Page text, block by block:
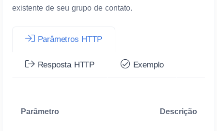
existente de seu grupo de contato.
Parâmetros HTTP
Resposta HTTP Exemplo
Parâmetro Descrição